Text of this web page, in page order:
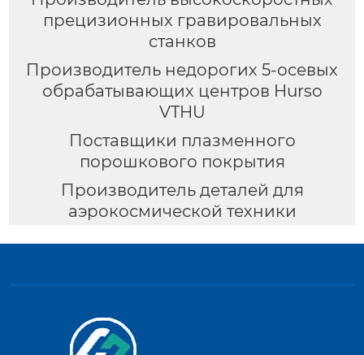
прецизионных гравировальных
станков
Производитель недорогих 5-осевых
обрабатывающих центров Hurso
VTHU
Поставщики плазменного
порошкового покрытия
Производитель деталей для
аэрокосмической техники